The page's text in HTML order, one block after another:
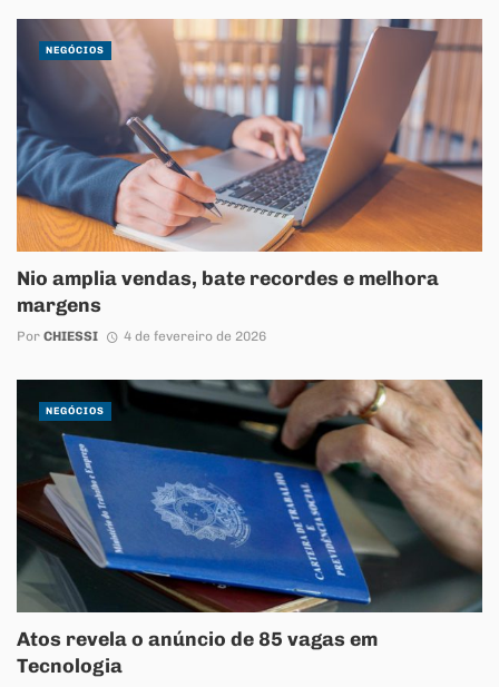
Nio amplia vendas, bate recordes e melhora
margens
Por CHIESSI 4 de fevereiro de 2026
NEGÓCIOS
Atos revela o anúncio de 85 vagas em
Tecnologia
NEGÓCIOS